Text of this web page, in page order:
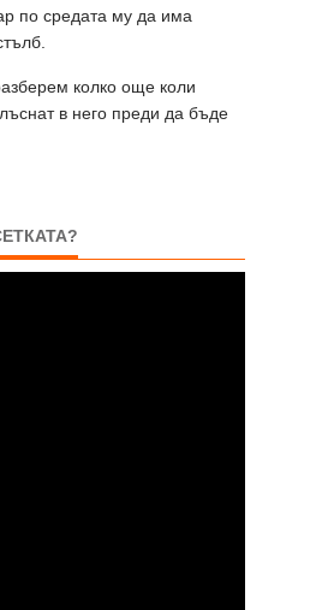
по средата му да има
колко още коли
в него преди да бъде